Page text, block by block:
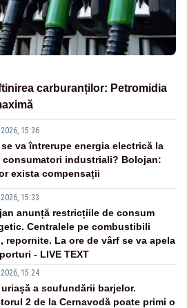
carburanților: Petromidia
15:36
se va întrerupe energia electrică la
consumatori industriali? Bolojan:
exista compensații
15:33
anunță restricțiile de consum
Centralele pe combustibili
repornite. La ore de vârf se va apela
- LIVE TEXT
15:24
uriașă a scufundării barjelor.
2 de la Cernavodă poate primi o